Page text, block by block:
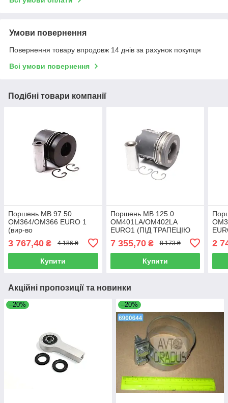
Умови повернення
Повернення товару впродовж 14 днів за рахунок покупця
Всі умови повернення
Подібні товари компанії
Поршень MB 97.50
OM364/OM366 EURO 1
(вир-во
91550600
3 767,40 ₴ 4 186 ₴
Купити
Поршень MB 125.0
OM401LA/OM402LA
EURO1 (ПІД ТРАПЕЦІЮ
KOLBENSCHMIDT)
93231600
7 355,70₴ 8 173 ₴
Купити
2
Акційні пропозиції та новинки
–20% –20%